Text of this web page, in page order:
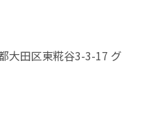
大田区東糀谷3-3-17 グ